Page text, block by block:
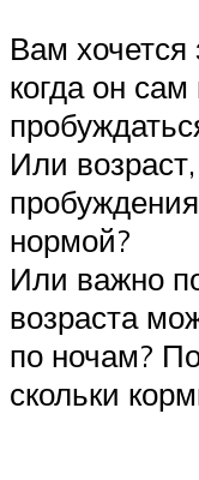
Вам
когда он сам
Или
нормой?
Или важно
возраста
по ночам?
скольки